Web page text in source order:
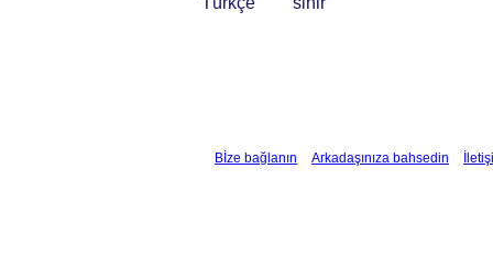
Bİze bağlanın Arkadaşınıza bahsedin